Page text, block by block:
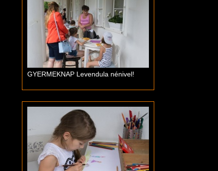
GYERMEKNAP Levendula nénivel!